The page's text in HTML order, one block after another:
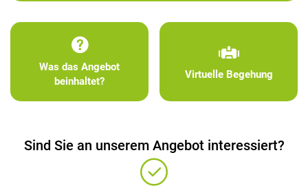
Was das Angebot
beinhaltet?
Virtuelle Begehung
Sind Sie an unserem Angebot interessiert?